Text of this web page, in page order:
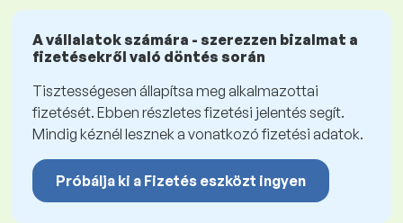
A vállalatok számára - szerezzen bizalmat a
fizetésekről való döntés során
Tisztességesen állapítsa meg alkalmazottai
fizetését. Ebben részletes fizetési jelentés segít.
Mindig kéznél lesznek a vonatkozó fizetési adatok.
Próbálja ki a Fizetés eszközt ingyen